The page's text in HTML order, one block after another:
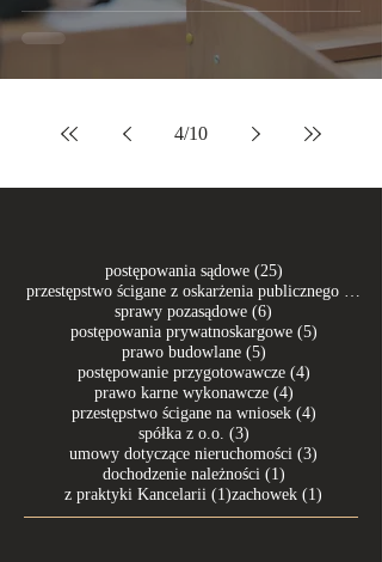
4/10
postępowania sądowe (25)25 postów
przestępstwo ścigane z oskarżenia publicznego (7)
sprawy pozasądowe (6)
postępowania prywatnoskargowe (5)5 postów
prawo budowlane (5)5 postów
postępowanie przygotowawcze (4)4 posty
prawo karne wykonawcze (4)4 posty
przestępstwo ścigane na wniosek (4)4 posty
spółka z o.o. (3)3 posty
umowy dotyczące nieruchomości (3)
dochodzenie należności (1)1 post
z praktyki Kancelarii (1)1 post
zachowek (1)